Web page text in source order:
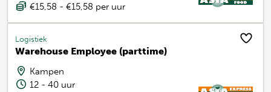
€15,58 - €15,58 per uur
Logistiek
Warehouse Employee (parttime)
Kampen
12 - 40 uur